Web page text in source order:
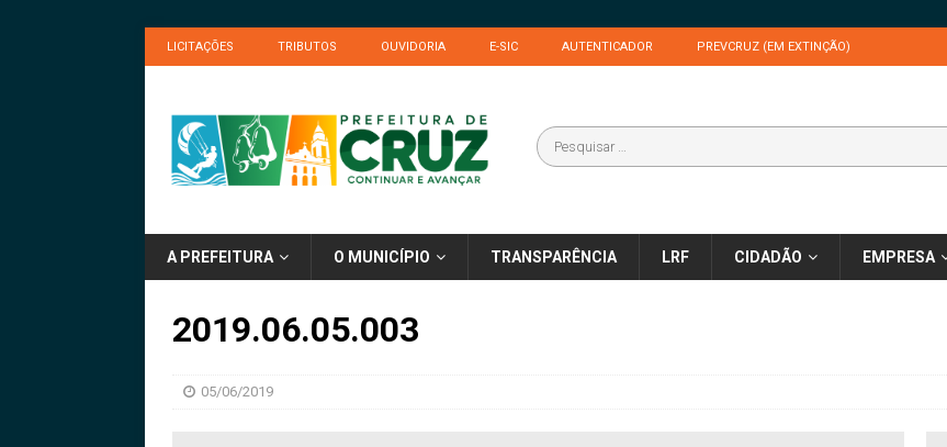
LICITAÇÕES TRIBUTOS OUVIDORIA E-SIC AUTENTICADOR PREVCRUZ (EM EXTINÇÃO)
A PREFEITURA O MUNICÍPIO TRANSPARÊNCIA LRF CIDADÃO EMPRESA
2019.06.05.003
05/06/2019